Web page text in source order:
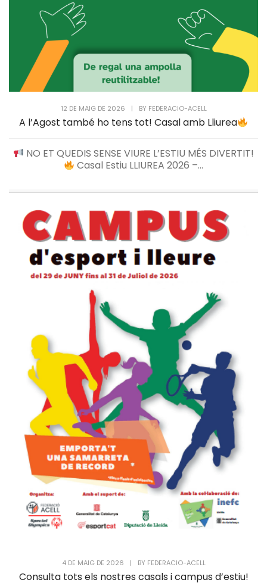
12 DE MAIG DE 2026 | BY FEDERACIO-ACELL
A l’Agost també ho tens tot! Casal amb Lliurea
NO ET QUEDIS SENSE VIURE L’ESTIU MÉS DIVERTIT!
Casal Estiu LLIUREA 2026 –...
4 DE MAIG DE 2026 | BY FEDERACIO-ACELL
Consulta tots els nostres casals i campus d’estiu!